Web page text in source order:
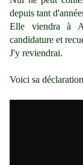
depuis tant
Elle viendra à
candidature et
J'y reviendrai.
Voici sa